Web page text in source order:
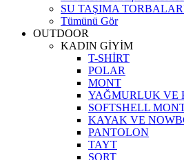
SU TAŞIMA
Tümünü Gör
OUTDOOR
KADIN GİYİM
T-SHİRT
POLAR
MONT
YAĞMURLUK VE
SOFTSHELL
KAYAK VE
PANTOLON
TAYT
ŞORT